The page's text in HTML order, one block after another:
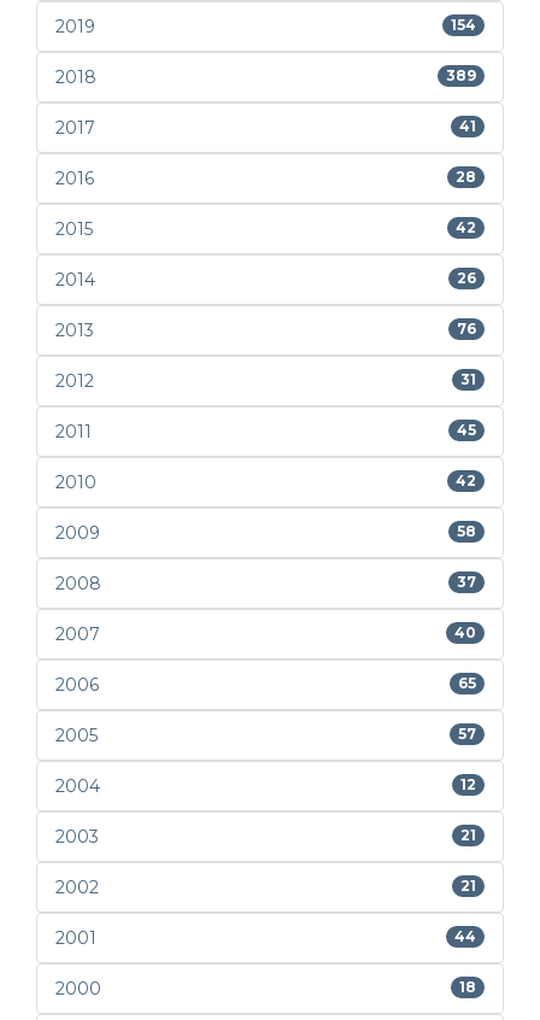
2019 154
2018 389
2017 41
2016 28
2015 42
2014 26
2013 76
2012 31
2011 45
2010 42
2009 58
2008 37
2007 40
2006 65
2005 57
2004 12
2003 21
2002 21
2001 44
2000 18